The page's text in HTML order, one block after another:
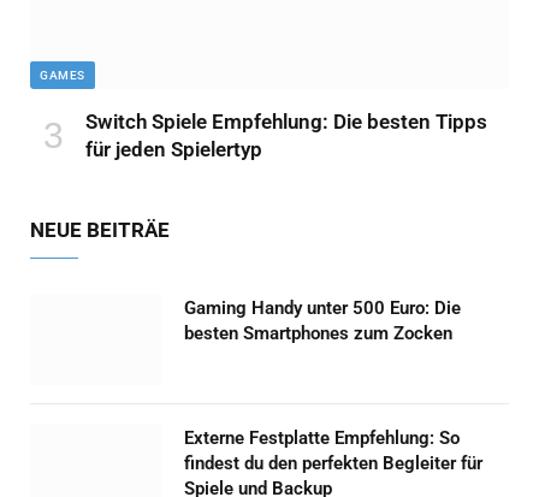
GAMES
Switch Spiele Empfehlung: Die besten Tipps
für jeden Spielertyp
NEUE BEITRÄE
Gaming Handy unter 500 Euro: Die
besten Smartphones zum Zocken
Externe Festplatte Empfehlung: So
findest du den perfekten Begleiter für
Spiele und Backup